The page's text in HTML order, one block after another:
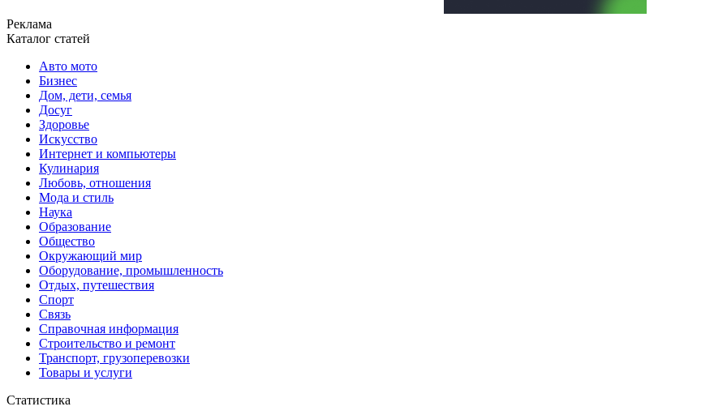
Реклама
Каталог статей
Авто мото
Бизнес
Дом, дети, семья
Досуг
Здоровье
Искусство
Интернет и компьютеры
Кулинария
Любовь, отношения
Мода и стиль
Наука
Образование
Общество
Окружающий мир
Оборудование, промышленность
Отдых, путешествия
Спорт
Связь
Справочная информация
Строительство и ремонт
Транспорт, грузоперевозки
Товары и услуги
Статистика